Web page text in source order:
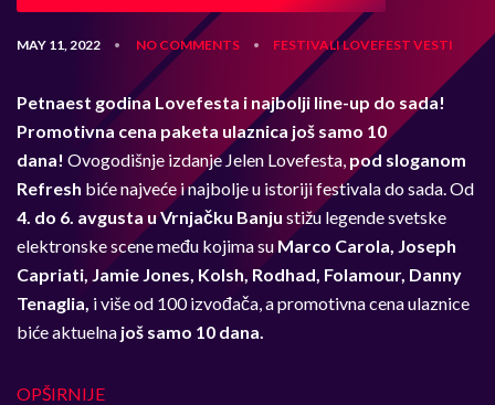
MAY 11, 2022 • NO COMMENTS • FESTIVALILOVEFEST VESTI
Petnaest godina Lovefesta i najbolji line-up do sada!
Promotivna cena paketa ulaznica još samo 10
dana! Ovogodišnje izdanje Jelen Lovefesta, pod sloganom
Refresh biće najveće i najbolje u istoriji festivala do sada. Od
4. do 6. avgusta u Vrnjačku Banju stižu legende svetske
elektronske scene među kojima suMarco Carola, Joseph
Capriati, Jamie Jones, Kolsh, Rodhad, Folamour, Danny
Tenaglia, i više od 100 izvođača, a promotivna cena ulaznice
biće aktuelna još samo 10 dana.
OPŠIRNIJE